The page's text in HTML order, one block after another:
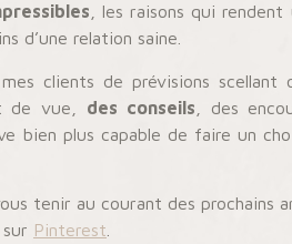
, les raisons qui
d’une relation saine.
clients de prévisions scellant
de vue, des conseils , des
bien plus capable de faire un
tenir au courant des prochains
Pinterest